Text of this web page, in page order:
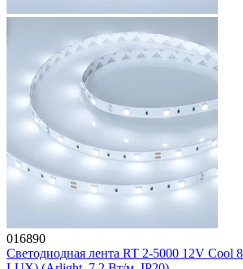
016890
Светодиодная лента RT 2-5000 12V Cool